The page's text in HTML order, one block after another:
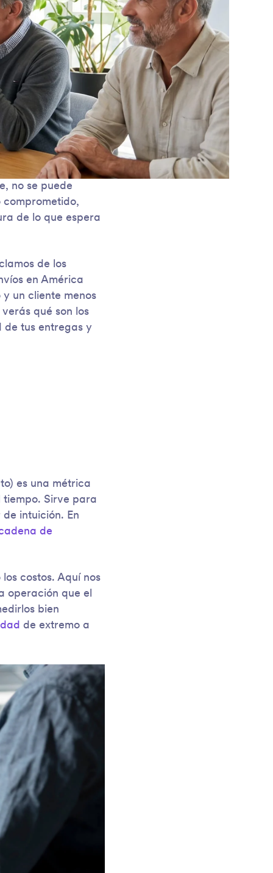
no se puede
comprometido,
de lo que espera
de los
en América
un cliente menos
qué son los
de tus entregas y
es una métrica
tiempo. Sirve para
intuición. En
de
costos. Aquí nos
operación que el
bien
de extremo a